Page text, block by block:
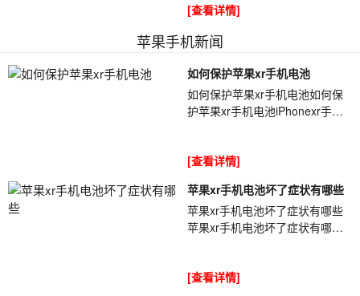
从裤兜里拿出来屏...
[查看详情]
苹果手机新闻
如何保护苹果xr手机电池
如何保护苹果xr手机电池如何保
护苹果xr手机电池iPhonexr手机
使用...
[查看详情]
苹果xr手机电池坏了症状有哪些
苹果xr手机电池坏了症状有哪些
苹果xr手机电池坏了症状有哪些
一年半...
[查看详情]